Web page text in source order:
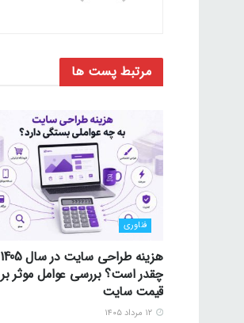
مرتبط پست ها
فناوری
هزینه طراحی سایت در سال 1405
چقدر است؟ بررسی عوامل موثر بر
قیمت سایت